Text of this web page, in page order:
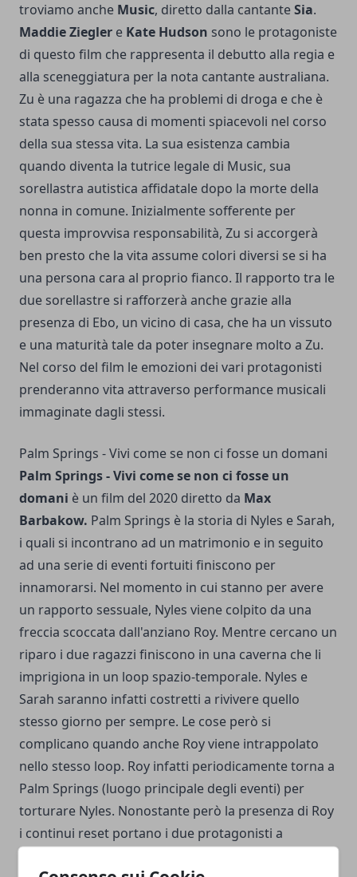
troviamo anche Music, diretto dalla cantanteSia.
Maddie Ziegler e Kate Hudson sono le protagoniste
di questo film che rappresenta il debutto alla regia e
alla sceneggiatura per la nota cantante australiana.
Zu è una ragazza che ha problemi di droga e che è
stata spesso causa di momenti spiacevoli nel corso
della sua stessa vita. La sua esistenza cambia
quando diventa la tutrice legale di Music, sua
sorellastra autistica affidatale dopo la morte della
nonna in comune. Inizialmente sofferente per
questa improvvisa responsabilità, Zu si accorgerà
ben presto che la vita assume colori diversi se si ha
una persona cara al proprio fianco. Il rapporto tra le
due sorellastre si rafforzerà anche grazie alla
presenza di Ebo, un vicino di casa, che ha un vissuto
e una maturità tale da poter insegnare molto a Zu.
Nel corso del film le emozioni dei vari protagonisti
prenderanno vita attraverso performance musicali
immaginate dagli stessi.
Palm Springs - Vivi come se non ci fosse un domani
Palm Springs - Vivi come se non ci fosse un
domani è un film del 2020 diretto da Max
Barbakow. Palm Springs è la storia di Nyles e Sarah,
i quali si incontrano ad un matrimonio e in seguito
ad una serie di eventi fortuiti finiscono per
innamorarsi. Nel momento in cui stanno per avere
un rapporto sessuale, Nyles viene colpito da una
freccia scoccata dall'anziano Roy. Mentre cercano un
riparo i due ragazzi finiscono in una caverna che li
imprigiona in un loop spazio-temporale. Nyles e
Sarah saranno infatti costretti a rivivere quello
stesso giorno per sempre. Le cose però si
complicano quando anche Roy viene intrappolato
nello stesso loop. Roy infatti periodicamente torna a
Palm Springs (luogo principale degli eventi) per
torturare Nyles. Nonostante però la presenza di Roy
i continui reset portano i due protagonisti a